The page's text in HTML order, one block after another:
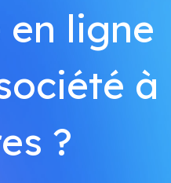
en ligne
à
?